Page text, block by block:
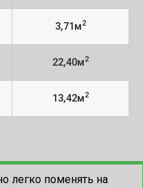
3,71м2
22,40м2
13,42м2
легко поменять на